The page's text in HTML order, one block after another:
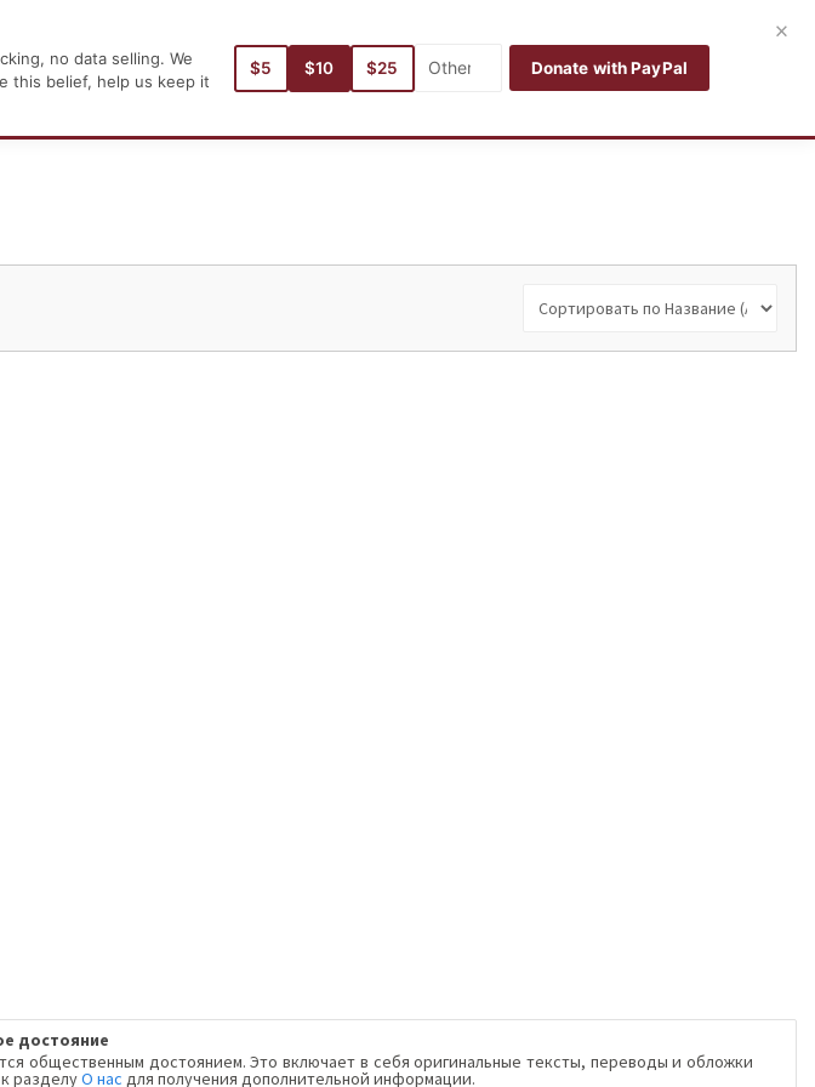
Русский
Заглавная страница Aвторы Категории Поиск Мои книги
no data selling. We
this belief, help us keep it
$5 $10 $25 Donate with PayPal
×
достояние
общественным достоянием. Это включает в себя оригинальные тексты, переводы и обложки
разделуО нас для получения дополнительной информации.